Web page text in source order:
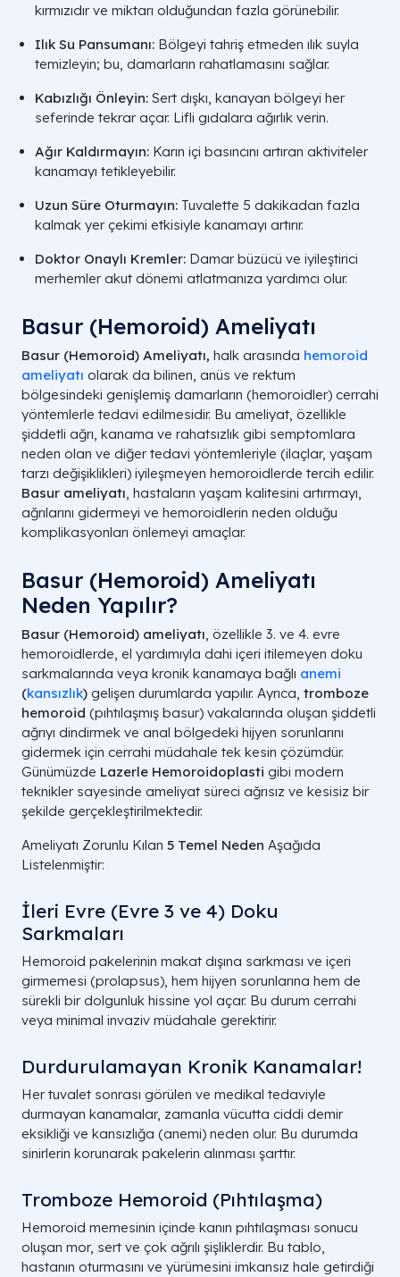
kırmızıdır ve miktarı olduğundan fazla görünebilir.
Ilık Su Pansumanı: Bölgeyi tahriş etmeden ılık suyla
temizleyin; bu, damarların rahatlamasını sağlar.
Kabızlığı Önleyin: Sert dışkı, kanayan bölgeyi her
seferinde tekrar açar. Lifli gıdalara ağırlık verin.
Ağır Kaldırmayın: Karın içi basıncını artıran aktiviteler
kanamayı tetikleyebilir.
Uzun Süre Oturmayın: Tuvalette 5 dakikadan fazla
kalmak yer çekimi etkisiyle kanamayı artırır.
Doktor Onaylı Kremler: Damar büzücü ve iyileştirici
merhemler akut dönemi atlatmanıza yardımcı olur.
Basur (Hemoroid) Ameliyatı
Basur (Hemoroid) Ameliyatı, halk arasında hemoroid
ameliyatı olarak da bilinen, anüs ve rektum
bölgesindeki genişlemiş damarların (hemoroidler) cerrahi
yöntemlerle tedavi edilmesidir. Bu ameliyat, özellikle
şiddetli ağrı, kanama ve rahatsızlık gibi semptomlara
neden olan ve diğer tedavi yöntemleriyle (ilaçlar, yaşam
tarzı değişiklikleri) iyileşmeyen hemoroidlerde tercih edilir.
Basur ameliyatı, hastaların yaşam kalitesini artırmayı,
ağrılarını gidermeyi ve hemoroidlerin neden olduğu
komplikasyonları önlemeyi amaçlar.
Basur (Hemoroid) Ameliyatı
Neden Yapılır?
Basur (Hemoroid) ameliyatı, özellikle 3. ve 4. evre
hemoroidlerde, el yardımıyla dahi içeri itilemeyen doku
sarkmalarında veya kronik kanamaya bağlı anemi
(kansızlık) gelişen durumlarda yapılır. Ayrıca, tromboze
hemoroid (pıhtılaşmış basur) vakalarında oluşan şiddetli
ağrıyı dindirmek ve anal bölgedeki hijyen sorunlarını
gidermek için cerrahi müdahale tek kesin çözümdür.
Günümüzde Lazerle Hemoroidoplasti gibi modern
teknikler sayesinde ameliyat süreci ağrısız ve kesisiz bir
şekilde gerçekleştirilmektedir.
Ameliyatı Zorunlu Kılan 5 Temel Neden Aşağıda
Listelenmiştir:
İleri Evre (Evre 3 ve 4) Doku
Sarkmaları
Hemoroid pakelerinin makat dışına sarkması ve içeri
girmemesi (prolapsus), hem hijyen sorunlarına hem de
sürekli bir dolgunluk hissine yol açar. Bu durum cerrahi
veya minimal invaziv müdahale gerektirir.
Durdurulamayan Kronik Kanamalar!
Her tuvalet sonrası görülen ve medikal tedaviyle
durmayan kanamalar, zamanla vücutta ciddi demir
eksikliği ve kansızlığa (anemi) neden olur. Bu durumda
sinirlerin korunarak pakelerin alınması şarttır.
Tromboze Hemoroid (Pıhtılaşma)
Hemoroid memesinin içinde kanın pıhtılaşması sonucu
oluşan mor, sert ve çok ağrılı şişliklerdir. Bu tablo,
hastanın oturmasını ve yürümesini imkansız hale getirdiği